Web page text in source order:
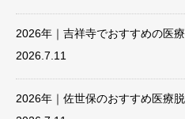
2026年｜吉祥寺でおすすめの医
2026.7.11
2026年｜佐世保のおすすめ医療